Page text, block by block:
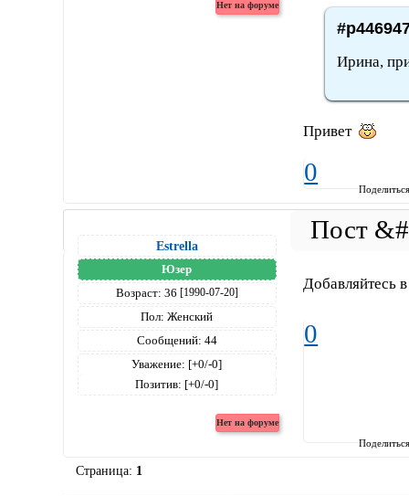
Ирина,
Привет
0
Estrella
Юзер
Возраст: 36 [1990-07-20]
Пол: Женский
Сообщений: 44
Уважение: [+0/-0]
Позитив: [+0/-0]
Добавляйтесь
0
Страница: 1